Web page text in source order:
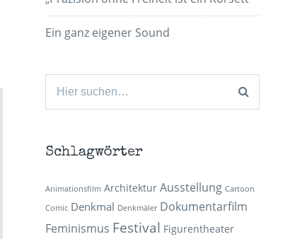
Ein ganz eigener Sound
Suchen
Schlagwörter
Animationsfilm Architektur Ausstellung Cartoon
Comic Denkmal Denkmäler Dokumentarfilm
Feminismus Festival Figurentheater